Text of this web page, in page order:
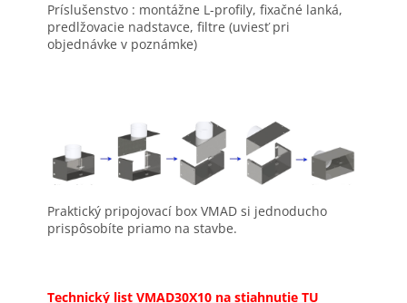
Príslušenstvo : montážne L-profily, fixačné lanká,
predlžovacie nadstavce, filtre (uviesť pri
objednávke v poznámke)
Praktický pripojovací box VMAD si jednoducho
prispôsobíte priamo na stavbe.
Technický list VMAD30X10 na stiahnutie TU